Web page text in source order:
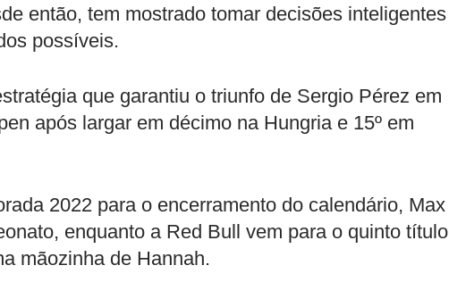
então, tem mostrado tomar decisões inteligentes
possíveis.
que garantiu o triunfo de Sergio Pérez em
após largar em décimo na Hungria e 15º em
2022 para o encerramento do calendário, Max
enquanto a Red Bull vem para o quinto título
mãozinha de Hannah.